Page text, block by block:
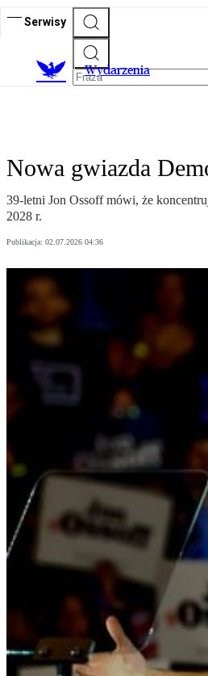
Serwisy
Wydarzenia
Nowa gwiazda
39-letni Jon Ossoff mówi, że
2028 r.
Publikacja: 02.07.2026 04:36